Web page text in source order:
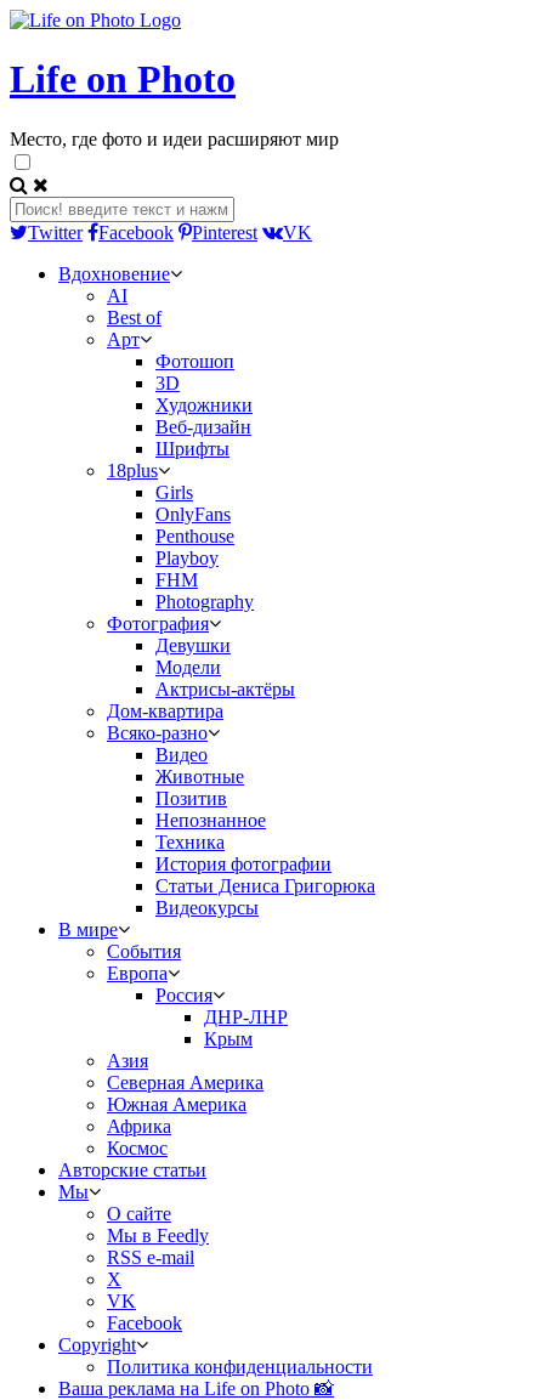
Life on Photo
Место, где фото и идеи расширяют мир
Twitter Facebook Pinterest
VK
Вдохновение
AI
Best of
Арт
Фотошоп
3D
Художники
Веб-дизайн
Шрифты
18plus
Girls
OnlyFans
Penthouse
Playboy
FHM
Photography
Фотография
Девушки
Модели
Актрисы-актёры
Дом-квартира
Всяко-разно
Видео
Животные
Позитив
Непознанное
Техника
История фотографии
Статьи Дениса Григорюка
Видеокурсы
В мире
События
Европа
Россия
ДНР-ЛНР
Крым
Азия
Северная Америка
Южная Америка
Африка
Космос
Авторские статьи
Мы
О сайте
Мы в Feedly
RSS e-mail
X
VK
Facebook
Copyright
Политика конфиденциальности
Ваша реклама на Life on Photo 📸